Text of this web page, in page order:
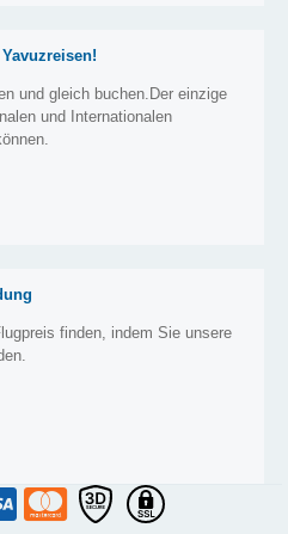
und gleich buchen.Der einzige
und Internationalen
finden, indem Sie unsere